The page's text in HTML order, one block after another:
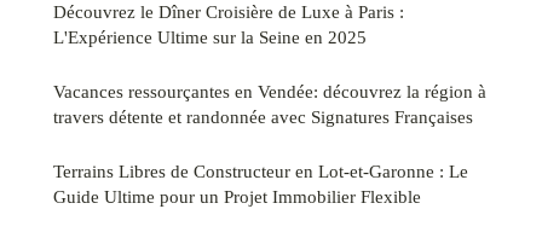
Découvrez le Dîner Croisière de Luxe à Paris :
L'Expérience Ultime sur la Seine en 2025
Vacances ressourçantes en Vendée: découvrez la région à
travers détente et randonnée avec Signatures Françaises
Terrains Libres de Constructeur en Lot-et-Garonne : Le
Guide Ultime pour un Projet Immobilier Flexible